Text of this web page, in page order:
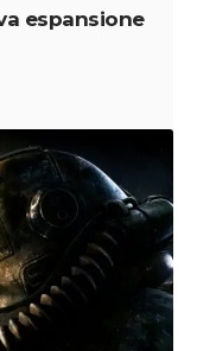
espansione